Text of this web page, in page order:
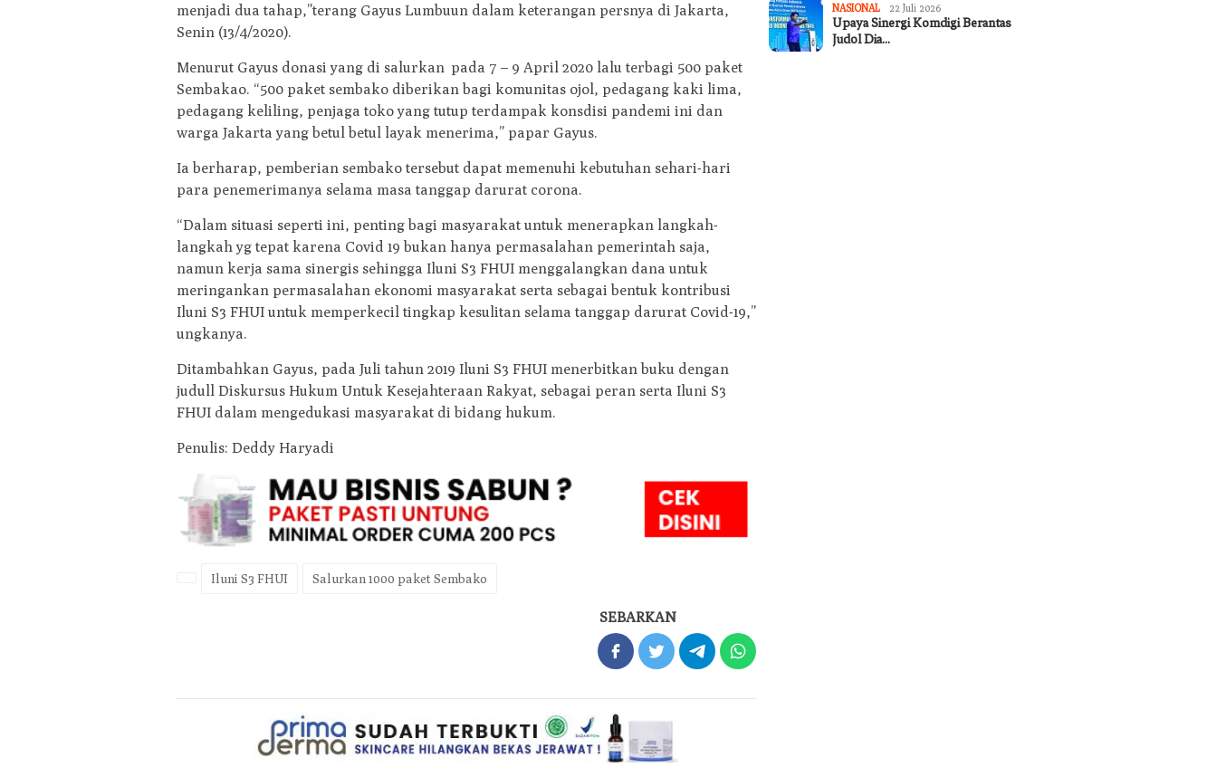
menjadi dua tahap,”terang Gayus Lumbuun dalam keterangan persnya di Jakarta,
Senin (13/4/2020).
Menurut Gayus donasi yang di salurkan pada 7 – 9 April 2020 lalu terbagi 500 paket
Sembakao. “500 paket sembako diberikan bagi komunitas ojol, pedagang kaki lima,
pedagang keliling, penjaga toko yang tutup terdampak konsdisi pandemi ini dan
warga Jakarta yang betul betul layak menerima,” papar Gayus.
Ia berharap, pemberian sembako tersebut dapat memenuhi kebutuhan sehari-hari
para penemerimanya selama masa tanggap darurat corona.
“Dalam situasi seperti ini, penting bagi masyarakat untuk menerapkan langkah-
langkah yg tepat karena Covid 19 bukan hanya permasalahan pemerintah saja,
namun kerja sama sinergis sehingga Iluni S3 FHUI menggalangkan dana untuk
meringankan permasalahan ekonomi masyarakat serta sebagai bentuk kontribusi
Iluni S3 FHUI untuk memperkecil tingkap kesulitan selama tanggap darurat Covid-19,”
ungkanya.
Ditambahkan Gayus, pada Juli tahun 2019 Iluni S3 FHUI menerbitkan buku dengan
judull Diskursus Hukum Untuk Kesejahteraan Rakyat, sebagai peran serta Iluni S3
FHUI dalam mengedukasi masyarakat di bidang hukum.
Penulis: Deddy Haryadi
Iluni S3 FHUI Salurkan 1000 paket Sembako
SEBARKAN
NASIONAL 22 Juli 2026
Upaya Sinergi Komdigi Berantas
Judol Dia…